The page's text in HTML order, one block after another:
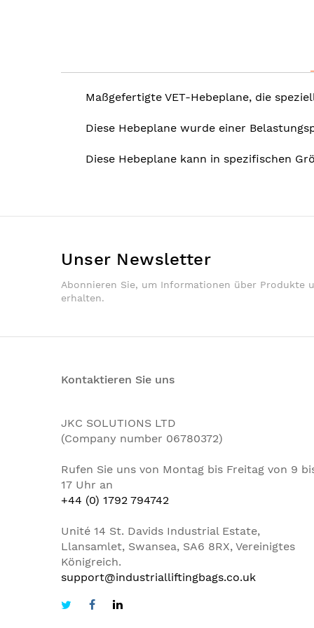
Maßgefertigte VET-Hebeplane, die
Diese Hebeplane wurde einer
Diese Hebeplane kann in spezifischen
Unser Newsletter
Abonnieren Sie, um Informationen über Produkte
erhalten.
Kontaktieren Sie uns
JKC SOLUTIONS LTD
(Company number 06780372)
Rufen Sie uns von Montag bis Freitag von 9
17 Uhr an
+44 (0) 1792 794742
Unité 14 St. Davids Industrial Estate,
Llansamlet, Swansea, SA6 8RX, Vereinigtes
Königreich.
support@industrialliftingbags.co.uk